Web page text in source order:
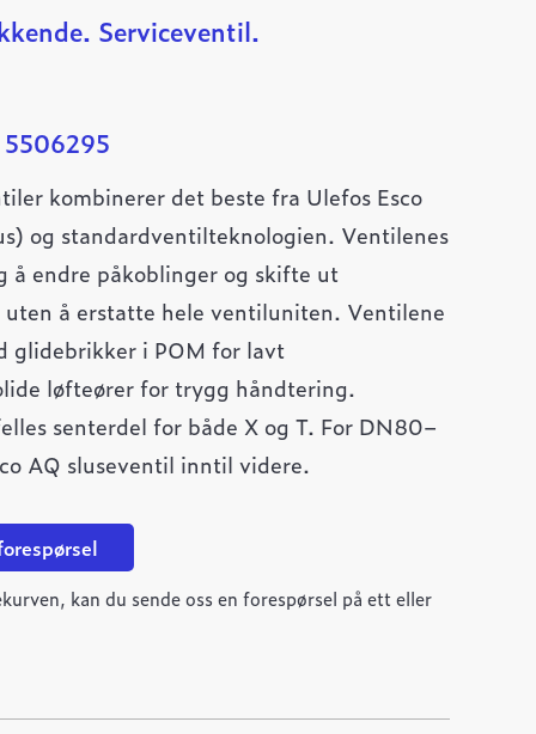
Serviceventil.
kombinerer det beste fra Ulefos Esco
og standardventilteknologien. Ventilenes
endre påkoblinger og skifte ut
å erstatte hele ventiluniten. Ventilene
glidebrikker i POM for lavt
løfteører for trygg håndtering.
senterdel for både X og T. For DN80–
AQ sluseventil inntil videre.
kan du sende oss en forespørsel på ett eller